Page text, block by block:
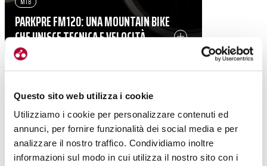
Questo sito web utilizza i cookie
Utilizziamo i cookie per personalizzare contenuti ed
annunci, per fornire funzionalità dei social media e per
analizzare il nostro traffico. Condividiamo inoltre
informazioni sul modo in cui utilizza il nostro sito con i
PARKPRE FM120: UNA MOUNTAIN BIKE
CHE UNISCE TECNICA E VELOCITÀ